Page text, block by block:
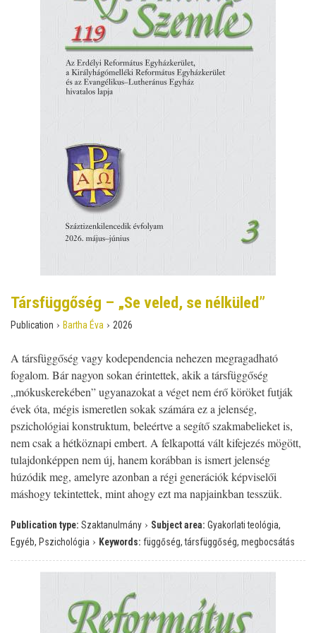
Társfüggőség – „Se veled, se nélküled”
Publication › Bartha Éva › 2026
A társfüggőség vagy kodependencia nehezen megragadható
fogalom. Bár nagyon sokan érintettek, akik a társfüggőség
„mókuskerekében” ugyanazokat a véget nem érő köröket futják
évek óta, mégis ismeretlen sokak számára ez a jelenség,
pszichológiai konstruktum, beleértve a segítő szakmabelieket is,
nem csak a hétköznapi embert. A felkapottá vált kifejezés mögött,
tulajdonképpen nem új, hanem korábban is ismert jelenség
húzódik meg, amelyre azonban a régi generációk képviselői
máshogy tekintettek, mint ahogy ezt ma napjainkban tesszük.
Publication type: Szaktanulmány › Subject area: Gyakorlati teológia,
Egyéb, Pszichológia › Keywords: függőség, társfüggőség, megbocsátás